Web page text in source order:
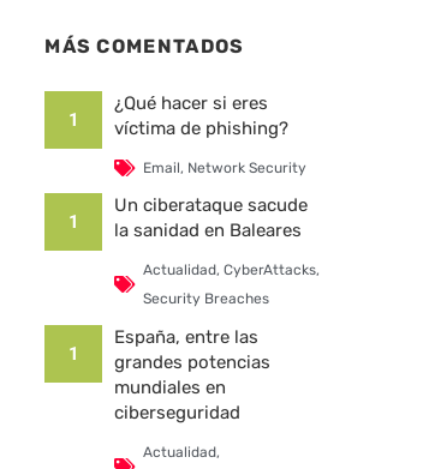
MÁS COMENTADOS
1
¿Qué hacer si eres
víctima de phishing?
Email, Network Security
1
Un ciberataque sacude
la sanidad en Baleares
Actualidad, CyberAttacks,
Security Breaches
1
España, entre las
grandes potencias
mundiales en
ciberseguridad
Actualidad,